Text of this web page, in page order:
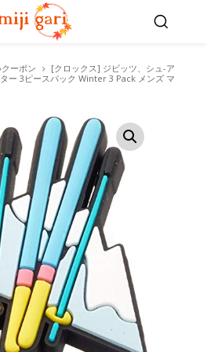
ーポン
[クロックス] ジビッツ、シュ-ア
ー 3ピースパック Winter 3 Pack メンズ マ